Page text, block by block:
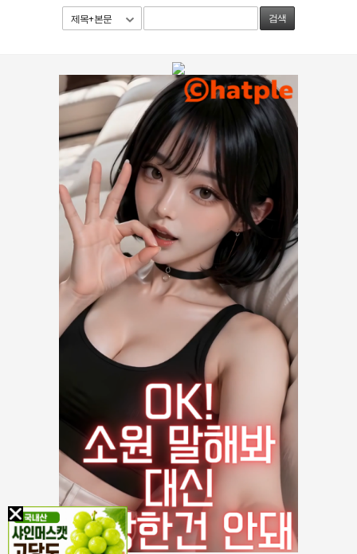
제목+본문 검색